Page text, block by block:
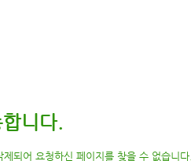
니다.
되어 요청하신 페이지를 찾을 수 없습니